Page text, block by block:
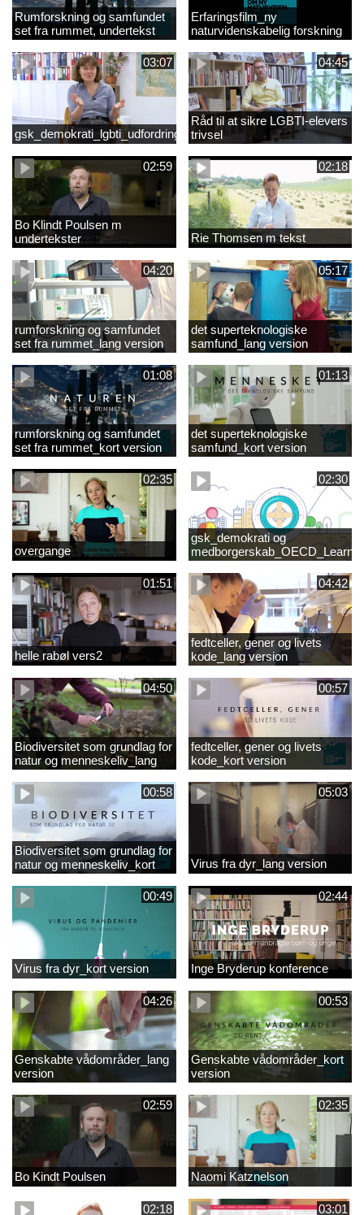
Rumforskning og samfundet
set fra rummet, undertekst
Erfaringsfilm_ny
naturvidenskabelig forskning
03:07
gsk_demokrati_lgbti_udfordringer
04:45
Råd til at sikre LGBTI-elevers
trivsel
02:59
Bo Klindt Poulsen m
undertekster
02:18
Rie Thomsen m tekst
04:20
rumforskning og samfundet
set fra rummet_lang version
05:17
det superteknologiske
samfund_lang version
01:08
rumforskning og samfundet
set fra rummet_kort version
01:13
det superteknologiske
samfund_kort version
02:35
overgange
02:30
gsk_demokrati og
Compass 2030
01:51
helle rabøl vers2
04:42
fedtceller, gener og livets
kode_lang version
04:50
Biodiversitet som grundlag for
natur og menneskeliv_lang
version
00:57
fedtceller, gener og livets
kode_kort version
00:58
Biodiversitet som grundlag for
natur og menneskeliv_kort
version
05:03
Virus fra dyr_lang version
00:49
Virus fra dyr_kort version
02:44
Inge Bryderup konference
04:26
Genskabte vådområder_lang
version
00:53
Genskabte vådområder_kort
version
02:59
Bo Kindt Poulsen
02:35
Naomi Katznelson
02:18 03:01